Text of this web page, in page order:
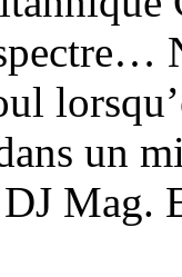
un